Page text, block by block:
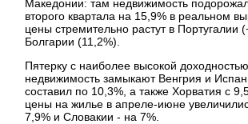
Македонии: там недвижимость
второго квартала на 15,9% в реальном
цены стремительно растут в Португалии
Болгарии (11,2%).
Пятерку с наиболее высокой
недвижимость замыкают Венгрия и
составил по 10,3%, а также Хорватия с
цены на жилье в апреле-июне
7,9% и Словакии - на 7%.